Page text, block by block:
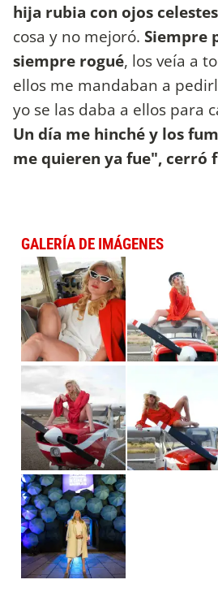
hija rubia con ojos celestes
cosa y no mejoró. Siempre
siempre rogué, los veía a
ellos me mandaban a
yo se las daba a ellos para
Un día me hinché y los
me quieren ya fue", cerró
GALERÍA DE IMÁGENES